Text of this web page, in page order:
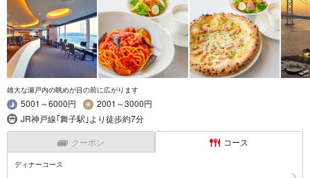
雄大な瀬戸内の眺めが目の前に広がります
5001～6000円
2001～3000円
JR神戸線｢舞子駅｣より徒歩約7分
クーポン コース
ディナーコース